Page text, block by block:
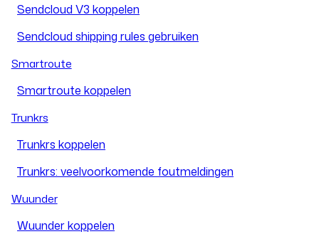
Sendcloud V3 koppelen
Sendcloud shipping rules gebruiken
Smartroute
Smartroute koppelen
Trunkrs
Trunkrs koppelen
Trunkrs: veelvoorkomende foutmeldingen
Wuunder
Wuunder koppelen